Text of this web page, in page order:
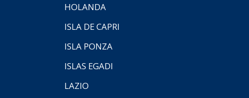
HOLANDA
ISLA DE CAPRI
ISLA PONZA
ISLAS EGADI
LAZIO